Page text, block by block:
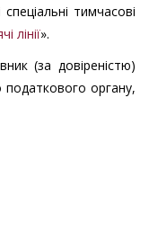
тимчасові
лінії».
(за довіреністю)
органу,